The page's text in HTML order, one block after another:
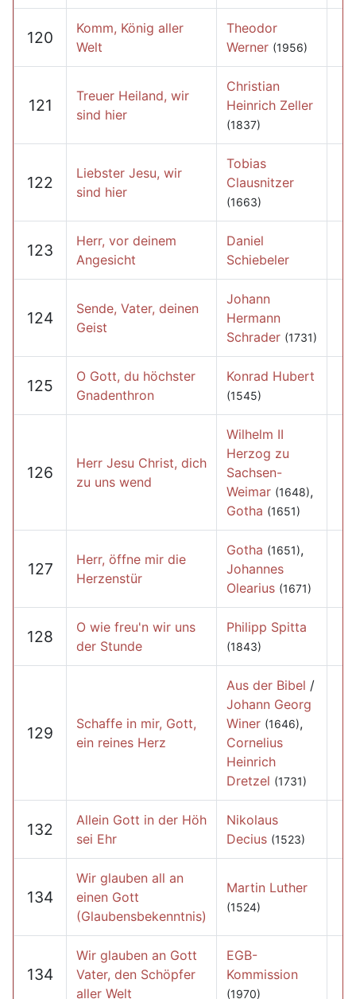
120
Komm, König aller
Welt
Theodor
Werner (1956)
121
Treuer Heiland, wir
sind hier
Christian
Heinrich Zeller
(1837)
122
Liebster Jesu, wir
sind hier
Tobias
Clausnitzer
(1663)
123
Herr, vor deinem
Angesicht
Daniel
Schiebeler
124
Sende, Vater, deinen
Geist
Johann
Hermann
Schrader (1731)
125
O Gott, du höchster
Gnadenthron
Konrad Hubert
(1545)
126
Herr Jesu Christ, dich
zu uns wend
Wilhelm II
Herzog zu
Sachsen-
Weimar (1648),
Gotha (1651)
127
Herr, öffne mir die
Herzenstür
Gotha (1651),
Johannes
Olearius (1671)
128
O wie freu'n wir uns
der Stunde
Philipp Spitta
(1843)
129
Schaffe in mir, Gott,
ein reines Herz
Aus der Bibel /
Johann Georg
Winer (1646),
Cornelius
Heinrich
Dretzel (1731)
132
Allein Gott in der Höh
sei Ehr
Nikolaus
Decius (1523)
134
Wir glauben all an
einen Gott
(Glaubensbekenntnis)
Martin Luther
(1524)
134
Wir glauben an Gott
Vater, den Schöpfer
aller Welt
EGB-
Kommission
(1970)